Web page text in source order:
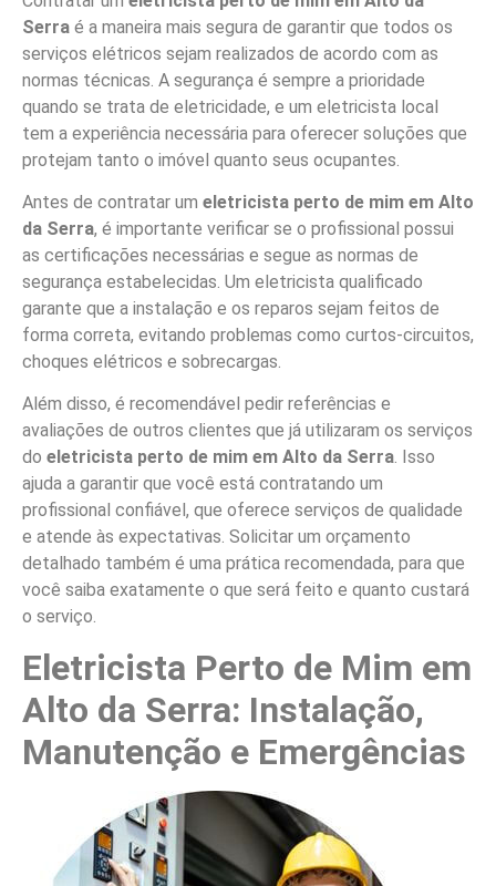
Serra é a maneira mais segura de garantir que todos os
serviços elétricos sejam realizados de acordo com as
normas técnicas. A segurança é sempre a prioridade
quando se trata de eletricidade, e um eletricista local
tem a experiência necessária para oferecer soluções que
protejam tanto o imóvel quanto seus ocupantes.
Antes de contratar um eletricista perto de mim em Alto
da Serra, é importante verificar se o profissional possui
as certificações necessárias e segue as normas de
segurança estabelecidas. Um eletricista qualificado
garante que a instalação e os reparos sejam feitos de
forma correta, evitando problemas como curtos-circuitos,
choques elétricos e sobrecargas.
Além disso, é recomendável pedir referências e
avaliações de outros clientes que já utilizaram os serviços
do eletricista perto de mim em Alto da Serra. Isso
ajuda a garantir que você está contratando um
profissional confiável, que oferece serviços de qualidade
e atende às expectativas. Solicitar um orçamento
detalhado também é uma prática recomendada, para que
você saiba exatamente o que será feito e quanto custará
o serviço.
Eletricista Perto de Mim em
Alto da Serra: Instalação,
Manutenção e Emergências